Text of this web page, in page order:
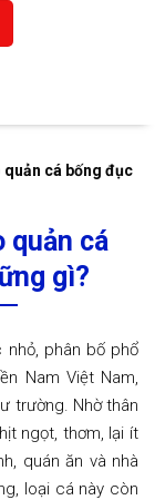
quản cá bống đục
quản cá
gì?
phân bố phổ
Nam Việt Nam,
trường. Nhờ thân
ngọt, thơm, lại ít
quán ăn và nhà
loại cá này còn